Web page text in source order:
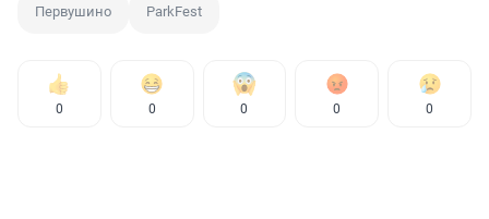
Первушино ParkFest
0 0 0 0 0